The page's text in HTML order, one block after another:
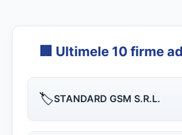
🏢 Ultimele 10 firme
🏷️STANDARD GSM S.R.L.